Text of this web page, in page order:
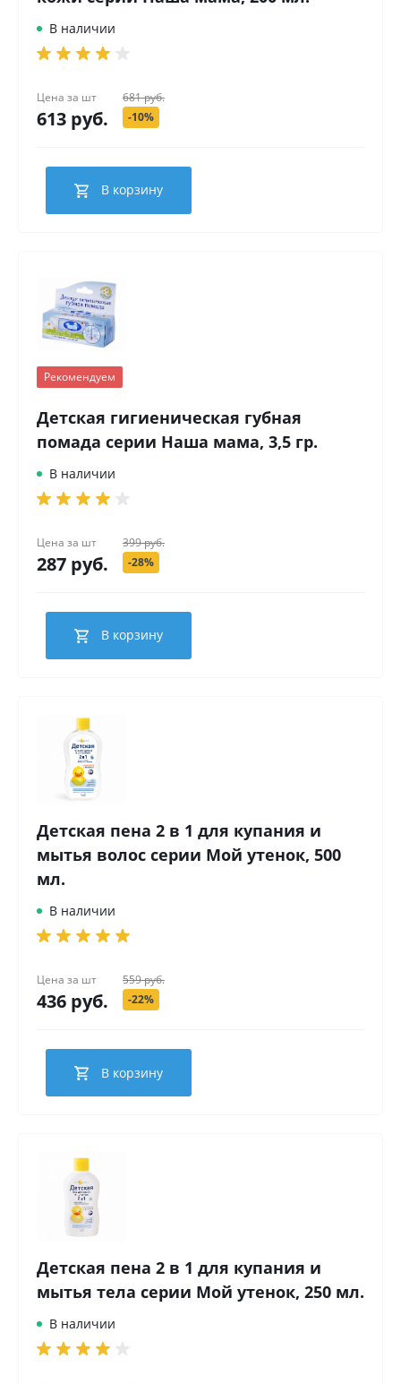
В наличии
Цена за шт
613 руб.
681 руб.
-10%
В корзину
Рекомендуем
Детская гигиеническая губная
помада серии Наша мама, 3,5 гр.
В наличии
Цена за шт
287 руб.
399 руб.
-28%
В корзину
Детская пена 2 в 1 для купания и
мытья волос серии Мой утенок, 500
мл.
В наличии
Цена за шт
436 руб.
559 руб.
-22%
В корзину
Детская пена 2 в 1 для купания и
мытья тела серии Мой утенок, 250 мл.
В наличии